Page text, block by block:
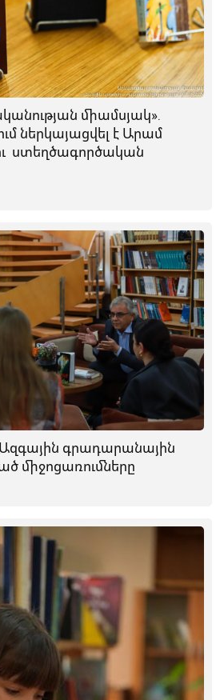
միամսյակ».
ներկայացվել է Արամ
ստեղծագործական
Ազգային գրադարանային
միջոցառումները